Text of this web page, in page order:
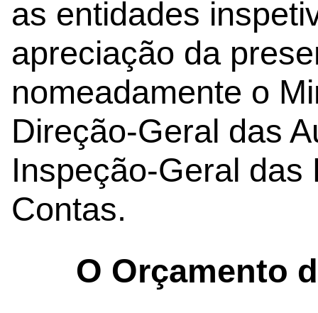
as entidades
apreciação da
nomeadamente o
Direção-Geral das
Inspeção-Geral das
Contas.
O Orçamento